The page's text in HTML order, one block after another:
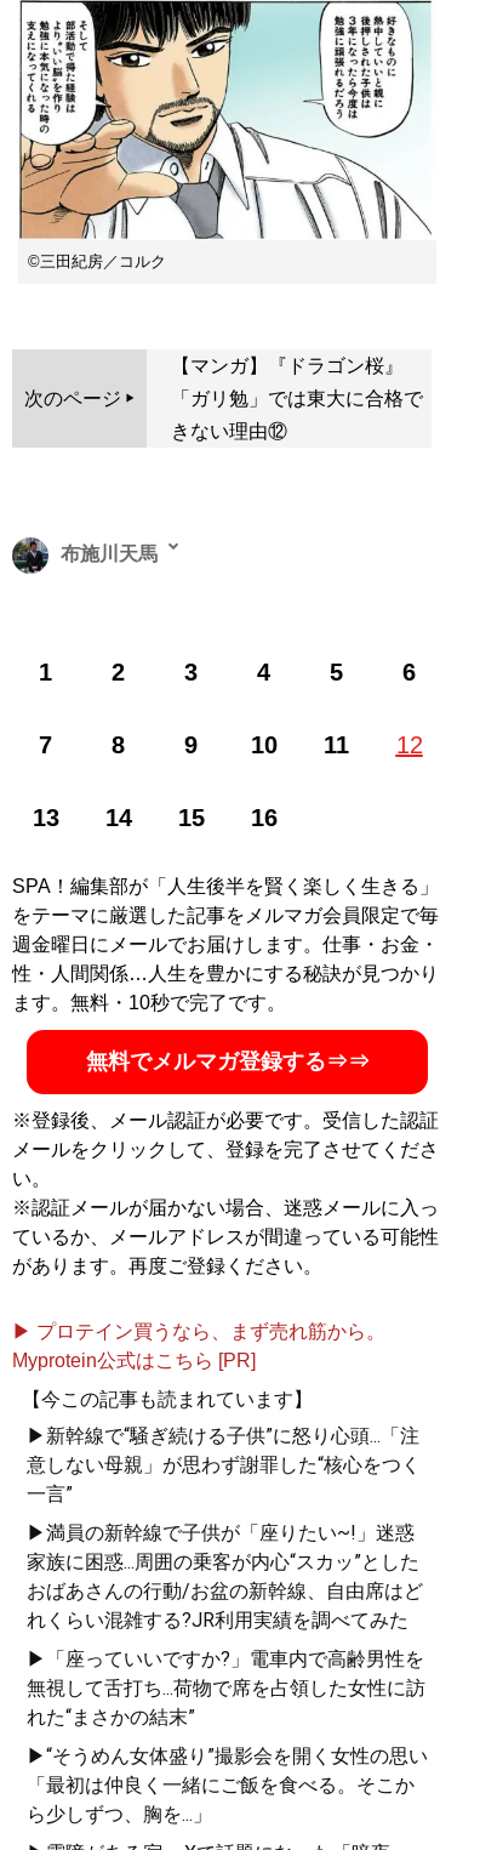
©︎三田紀房／コルク
次のページ
【マンガ】『ドラゴン桜』
「ガリ勉」では東大に合格で
きない理由⑫
1 2 3 4 5 6
7 8 9 10 11 12
13 14 15 16
布施川天馬
団」評議員。 1997年生まれ。世帯年収300万円台の家庭
末東大合格を果たす。著書に最小コストで結果を出すノ
ウハウを体系化した『
東大式節約勉強法
』、膨大な範囲
で高める時間の使い方」を解説した『
ない「省エネスタイルの勉強法」などを伝える。
MENSA会員。（Xアカウント:
@Temma_Fusegawa ）
目標達成のための最短ル
ート、最小コストの具体
的な方法が満載
『人生を切りひらく 最高
の自宅勉強法
週3バイトしながら東大に
合格した著者が明かす
『東大合格はいくらで買
東大生100人調査でわかっ
SPA！編集部が「人生後半を賢く楽しく生きる」
をテーマに厳選した記事をメルマガ会員限定で毎
週金曜日にメールでお届けします。仕事・お金・
性・人間関係…人生を豊かにする秘訣が見つかり
ます。無料・10秒で完了です。
無料でメルマガ登録する⇒⇒
※登録後、メール認証が必要です。受信した認証
メールをクリックして、登録を完了させてくださ
い。
※認証メールが届かない場合、迷惑メールに入っ
ているか、メールアドレスが間違っている可能性
があります。再度ご登録ください。
▶ プロテイン買うなら、まず売れ筋から。
Myprotein公式はこちら [PR]
【今この記事も読まれています】
▶新幹線で“騒ぎ続ける子供”に怒り心頭...「注
意しない母親」が思わず謝罪した“核心をつく
一言”
▶満員の新幹線で子供が「座りたい~!」迷惑
家族に困惑...周囲の乗客が内心“スカッ”とした
おばあさんの行動/お盆の新幹線、自由席はど
れくらい混雑する?JR利用実績を調べてみた
▶「座っていいですか?」電車内で高齢男性を
無視して舌打ち...荷物で席を占領した女性に訪
れた“まさかの結末”
▶“そうめん女体盛り”撮影会を開く女性の思い
「最初は仲良く一緒にご飯を食べる。そこか
ら少しずつ、胸を...」